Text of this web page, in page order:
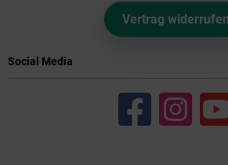
Vertrag widerrufen
Social Media